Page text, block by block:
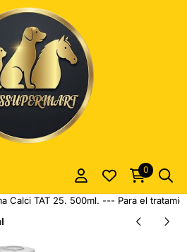
actualmente cerradas.
0
Calci TAT 25. 500ml. --- Para el